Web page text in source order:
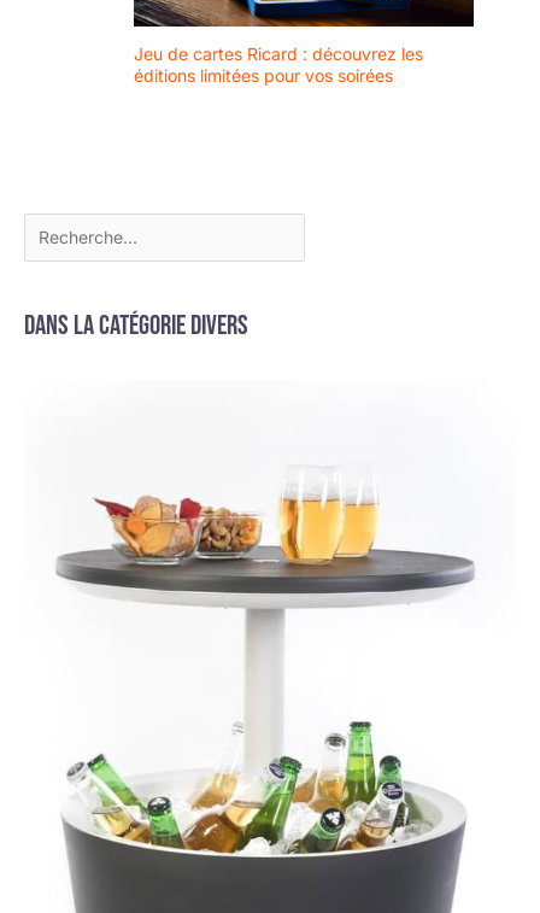
Jeu de cartes Ricard : découvrez les
éditions limitées pour vos soirées
Dans la catégorie Divers